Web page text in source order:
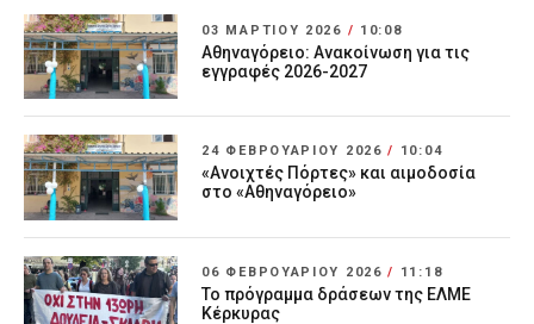
03 ΜΑΡΤΊΟΥ 2026 / 10:08
Αθηναγόρειο: Ανακοίνωση για τις
εγγραφές 2026-2027
24 ΦΕΒΡΟΥΑΡΊΟΥ 2026/ 10:04
«Ανοιχτές Πόρτες» και αιμοδοσία
στο «Αθηναγόρειο»
06 ΦΕΒΡΟΥΑΡΊΟΥ 2026/ 11:18
Το πρόγραμμα δράσεων της ΕΛΜΕ
Κέρκυρας